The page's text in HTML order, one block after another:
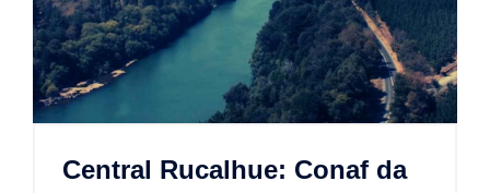
Central Rucalhue: Conaf da